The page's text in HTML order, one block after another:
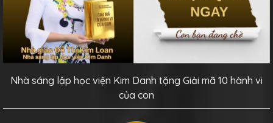
Nhà sáng lập học viện Kim Danh tặng Giải mã 10 hành vi
của con